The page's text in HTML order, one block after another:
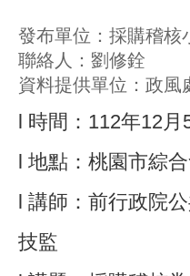
發布單位：採購稽核
聯絡人：劉修銓
資料提供單位：政風
l 時間：112年12
l 地點：桃園市綜
l 講師：前行政院
技監